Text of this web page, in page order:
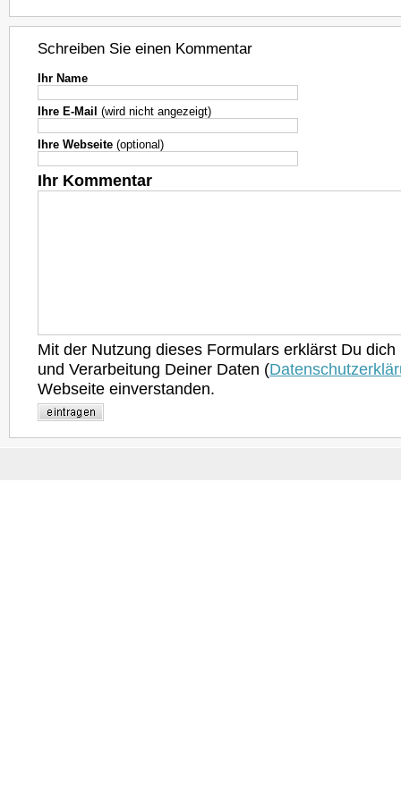
Schreiben Sie einen Kommentar
Ihr Name
Ihre E-Mail (wird nicht angezeigt)
Ihre Webseite (optional)
Ihr Kommentar
Mit der Nutzung dieses Formulars erklärst Du
und Verarbeitung Deiner Daten (
Webseite einverstanden.